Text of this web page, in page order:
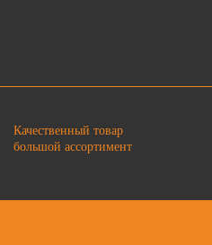
Качественный товар
большой ассортимент